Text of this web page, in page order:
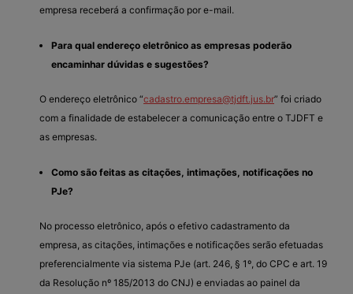
empresa receberá a confirmação por e-mail.
Para qual endereço eletrônico as empresas poderão
encaminhar dúvidas e sugestões?
O endereço eletrônico “cadastro.empresa@tjdft.jus.br” foi criado
com a finalidade de estabelecer a comunicação entre o TJDFT e
as empresas.
Como são feitas as citações, intimações, notificações no
PJe?
No processo eletrônico, após o efetivo cadastramento da
empresa, as citações, intimações e notificações serão efetuadas
preferencialmente via sistema PJe (art. 246, § 1º, do CPC e art. 19
da Resolução nº 185/2013 do CNJ) e enviadas ao painel da